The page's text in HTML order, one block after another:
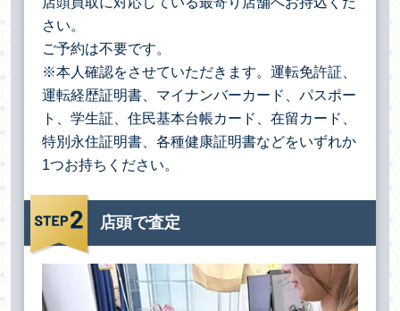
さい。
ご予約は不要です。
※本人確認をさせていただきます。運転免許証、
運転経歴証明書、マイナンバーカード、パスポー
ト、学生証、住民基本台帳カード、在留カード、
特別永住証明書、各種健康証明書などをいずれか
1つお持ちください。
店頭で査定